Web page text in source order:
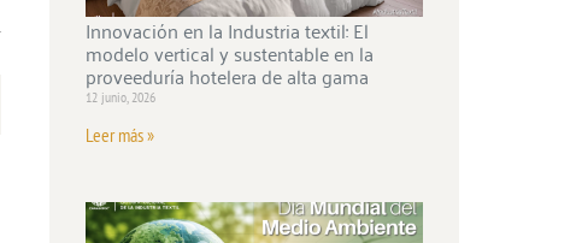
Innovación en la Industria textil: El
modelo vertical y sustentable en la
proveeduría hotelera de alta gama
12 junio, 2026
Leer más »